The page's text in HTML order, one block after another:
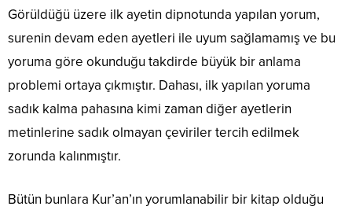
Görüldüğü üzere ilk ayetin dipnotunda yapılan yorum,
surenin devam eden ayetleri ile uyum sağlamamış ve bu
yoruma göre okunduğu takdirde büyük bir anlama
problemi ortaya çıkmıştır. Dahası, ilk yapılan yoruma
sadık kalma pahasına kimi zaman diğer ayetlerin
metinlerine sadık olmayan çeviriler tercih edilmek
zorunda kalınmıştır.
Bütün bunlara Kur’an’ın yorumlanabilir bir kitap olduğu